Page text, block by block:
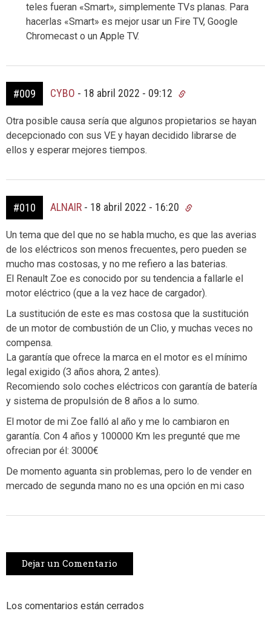
teles fueran «Smart», simplemente TVs planas. Para
hacerlas «Smart» es mejor usar un Fire TV, Google
Chromecast o un Apple TV.
#009 CYBO - 18 abril 2022 - 09:12
Otra posible causa sería que algunos propietarios se hayan
decepcionado con sus VE y hayan decidido librarse de
ellos y esperar mejores tiempos.
#010 ALNAIR - 18 abril 2022 - 16:20
Un tema que del que no se habla mucho, es que las averias
de los eléctricos son menos frecuentes, pero pueden se
mucho mas costosas, y no me refiero a las baterias.
El Renault Zoe es conocido por su tendencia a fallarle el
motor eléctrico (que a la vez hace de cargador).
La sustitución de este es mas costosa que la sustitución
de un motor de combustión de un Clio, y muchas veces no
compensa.
La garantía que ofrece la marca en el motor es el mínimo
legal exigido (3 años ahora, 2 antes).
Recomiendo solo coches eléctricos con garantía de batería
y sistema de propulsión de 8 años a lo sumo.
El motor de mi Zoe falló al año y me lo cambiaron en
garantía. Con 4 años y 100000 Km les pregunté que me
ofrecian por él: 3000€
De momento aguanta sin problemas, pero lo de vender en
mercado de segunda mano no es una opción en mi caso
Dejar un Comentario
Los comentarios están cerrados